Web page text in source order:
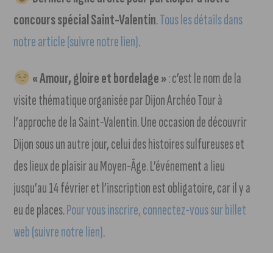
concours spécial Saint-Valentin.Tous les détails dans
notre article (suivre notre lien).
« Amour, gloire et bordelage »: c’est le nom de la
visite thématique organisée par Dijon Archéo Tour à
l’approche de la Saint-Valentin. Une occasion de découvrir
Dijon sous un autre jour, celui des histoires sulfureuses et
des lieux de plaisir au Moyen-Âge. L’événement a lieu
jusqu’au 14 février et l’inscription est obligatoire, car il y a
eu de places.Pour vous inscrire, connectez-vous sur billet
web (suivre notre lien).